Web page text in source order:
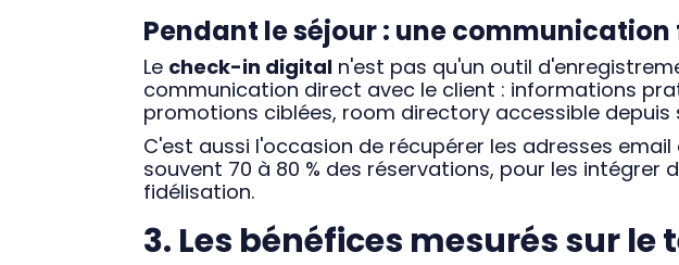
Pendant le séjour : une
Le check-in digital n'est pas qu'un outil
communication direct avec le client : informations
promotions ciblées, room directory accessible depuis
C'est aussi l'occasion de récupérer les adresses
souvent 70 à 80 % des réservations, pour les intégrer
fidélisation.
3. Les bénéfices mesurés sur le